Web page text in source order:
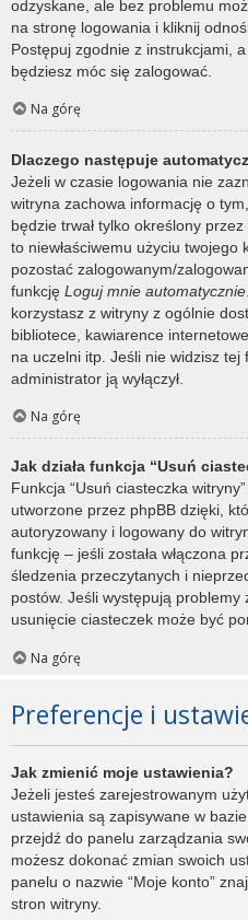
odzyskane, ale bez problemu
na stronę logowania i kliknij
Postępuj zgodnie z instrukcjami,
będziesz móc się zalogować.
Na górę
Dlaczego następuje
Jeżeli w czasie logowania nie
witryna zachowa informację o
będzie trwał tylko określony
to niewłaściwemu użyciu
pozostać zalogowanym/
funkcję Loguj mnie automatycznie
korzystasz z witryny z ogólnie
bibliotece, kawiarence
na uczelni itp. Jeśli nie widzisz tej
administrator ją wyłączył.
Na górę
Jak działa funkcja “Usuń
Funkcja “Usuń ciasteczka
utworzone przez phpBB dzięki,
autoryzowany i logowany do
funkcję – jeśli została włączona
śledzenia przeczytanych i
postów. Jeśli występują
usunięcie ciasteczek może być
Na górę
Preferencje i
Jak zmienić moje ustawienia?
Jeżeli jesteś zarejestrowanym
ustawienia są zapisywane w
przejdź do panelu zarządzania
możesz dokonać zmian swoich
panelu o nazwie “Moje konto”
stron witryny.